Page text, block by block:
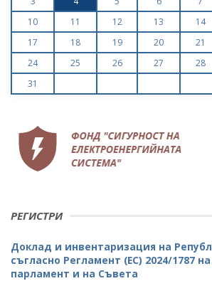
10
11 12 13 14
17
18 19 20 21
24
25 26 27 28
31
РЕГИСТРИ
Доклад и инвентаризация на
съгласно Регламент (ЕС) 2024/1787
парламент и на Съвета